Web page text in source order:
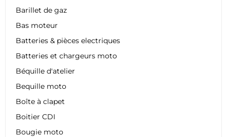
Barillet de gaz
Bas moteur
Batteries & pièces electriques
Batteries et chargeurs moto
Béquille d'atelier
Bequille moto
Boîte à clapet
Boitier CDI
Bougie moto